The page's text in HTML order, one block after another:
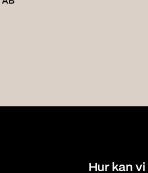
Hur kan